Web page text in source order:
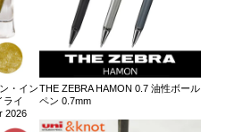
・イン
ライ
2026
THE ZEBRA HAMON 0.7 油性ボール
ペン 0.7mm